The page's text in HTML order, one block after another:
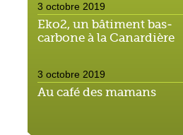
3 octobre 2019
Eko2, un bâtiment bas-
carbone à la Canardière
3 octobre 2019
Au café des mamans